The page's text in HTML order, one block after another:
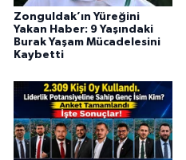
Zonguldak’ın Yüreğini
Yakan Haber: 9 Yaşındaki
Burak Yaşam Mücadelesini
Kaybetti